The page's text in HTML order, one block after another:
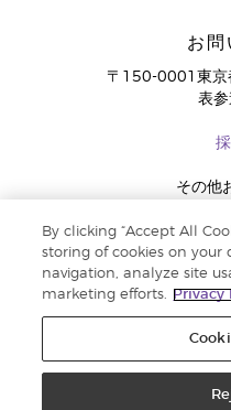
お問
〒150-0001東京
表
その他
By clicking “Accept All
storing of cookies on your
navigation, analyze site
marketing efforts.
Privacy